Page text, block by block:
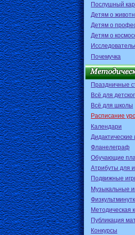
Послушный
Детям о
Детям о
Детям о
Почемучка
Праздничные
Всё для
Всё для школы
Расписание
Календари
Дидактические
Фланелеграф
Обучающие
Атрибуты для
Подвижные
Музыкальные
Методическая
Публикация
Конкурсы